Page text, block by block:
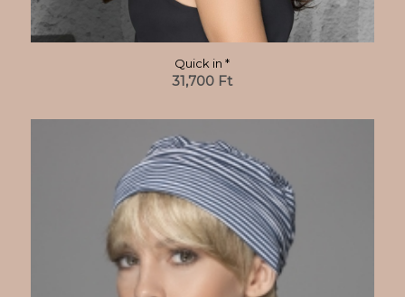
Quick in *
31,700 Ft